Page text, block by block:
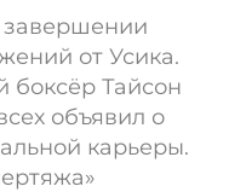
от Усика.
боксёр Тайсон
объявил о
карьеры.